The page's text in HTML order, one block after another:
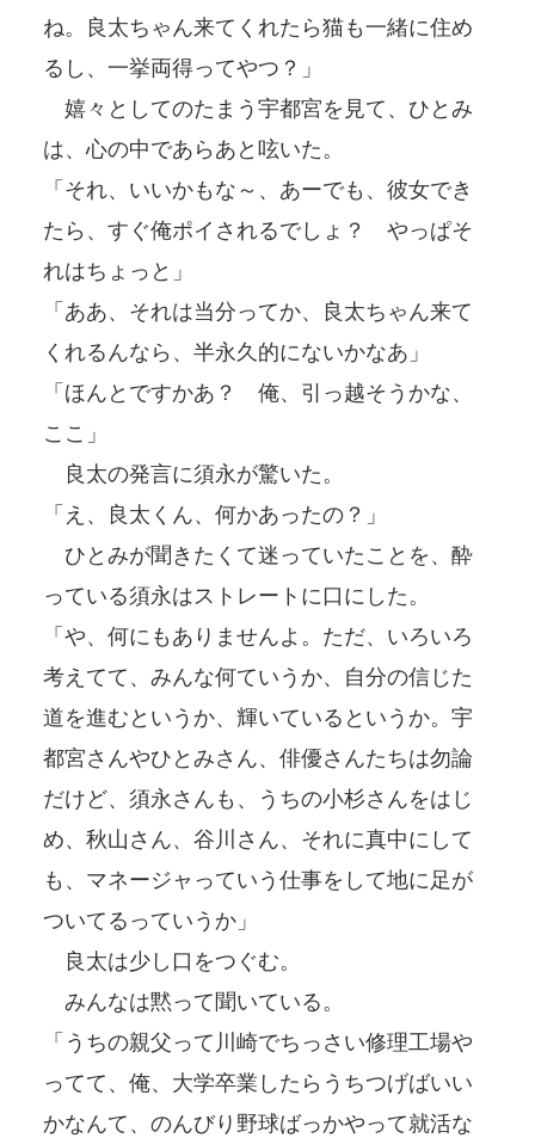
ね。良太ちゃん来てくれたら猫も一緒に住め
るし、一挙両得ってやつ？」
嬉々としてのたまう宇都宮を見て、ひとみ
は、心の中であらあと呟いた。
「それ、いいかもな～、あーでも、彼女でき
たら、すぐ俺ポイされるでしょ？ やっぱそ
れはちょっと」
「ああ、それは当分ってか、良太ちゃん来て
くれるんなら、半永久的にないかなあ」
「ほんとですかあ？ 俺、引っ越そうかな、
ここ」
良太の発言に須永が驚いた。
「え、良太くん、何かあったの？」
ひとみが聞きたくて迷っていたことを、酔
っている須永はストレートに口にした。
「や、何にもありませんよ。ただ、いろいろ
考えてて、みんな何ていうか、自分の信じた
道を進むというか、輝いているというか。宇
都宮さんやひとみさん、俳優さんたちは勿論
だけど、須永さんも、うちの小杉さんをはじ
め、秋山さん、谷川さん、それに真中にして
も、マネージャっていう仕事をして地に足が
ついてるっていうか」
良太は少し口をつぐむ。
みんなは黙って聞いている。
「うちの親父って川崎でちっさい修理工場や
ってて、俺、大学卒業したらうちつげばいい
かなんて、のんびり野球ばっかやって就活な